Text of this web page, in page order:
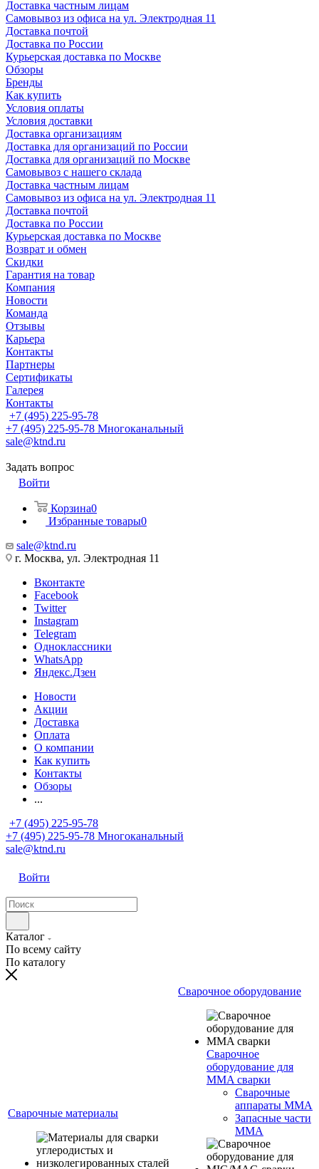
Доставка частным лицам
Самовывоз из офиса на ул. Электродная 11
Доставка почтой
Доставка по России
Курьерская доставка по Москве
Обзоры
Бренды
Как купить
Условия оплаты
Условия доставки
Доставка организациям
Доставка для организаций по России
Доставка для организаций по Москве
Самовывоз с нашего склада
Доставка частным лицам
Самовывоз из офиса на ул. Электродная 11
Доставка почтой
Доставка по России
Курьерская доставка по Москве
Возврат и обмен
Скидки
Гарантия на товар
Компания
Новости
Команда
Отзывы
Карьера
Контакты
Партнеры
Сертификаты
Галерея
Контакты
+7 (495) 225-95-78
+7 (495) 225-95-78 Многоканальный
sale@ktnd.ru
Задать вопрос
Войти
Корзина0
Избранные товары0
sale@ktnd.ru
г. Москва, ул. Электродная 11
Вконтакте
Facebook
Twitter
Instagram
Telegram
Одноклассники
WhatsApp
Яндекс.Дзен
Новости
Акции
Доставка
Оплата
О компании
Как купить
Контакты
Обзоры
...
+7 (495) 225-95-78
+7 (495) 225-95-78 Многоканальный
sale@ktnd.ru
Войти
Каталог
По всему сайту
По каталогу
Сварочные материалы
Сварочное оборудование
Сварочное
оборудование для
MMA сварки
Сварочные
аппараты MMA
Запасные части
MMA